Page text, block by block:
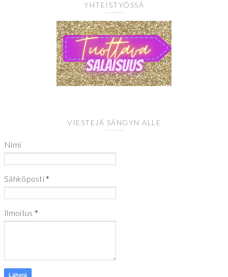
YHTEISTYÖSSÄ
VIESTEJÄ SÄNGYN ALLE
Nimi
Sähköposti*
Ilmoitus *